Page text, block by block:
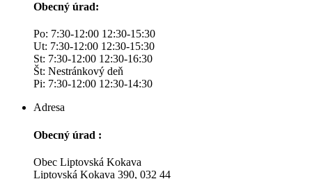
Obecný úrad:
Po: 7:30-12:00 12:30-15:30
Ut: 7:30-12:00 12:30-15:30
St: 7:30-12:00 12:30-16:30
Št: Nestránkový deň
Pi: 7:30-12:00 12:30-14:30
Adresa
Obecný úrad :
Obec Liptovská Kokava
Liptovská Kokava 390, 032 44